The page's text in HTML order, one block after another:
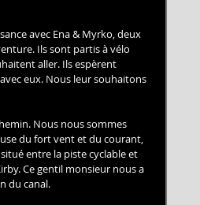
avec Ena & Myrko, deux
Ils sont partis à vélo
aller. Ils espèrent
eux. Nous leur souhaitons
Nous nous sommes
du fort vent et du courant,
entre la piste cyclable et
Ce gentil monsieur nous a
du canal.